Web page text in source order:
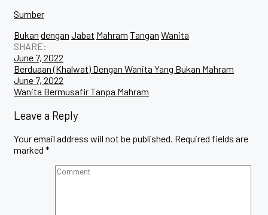
Sumber
Bukan dengan Jabat Mahram Tangan Wanita
SHARE:
Post
navigation
June 7, 2022
Berduaan (Khalwat) Dengan Wanita Yang Bukan Mahram
June 7, 2022
Wanita Bermusafir Tanpa Mahram
Leave a Reply
Your email address will not be published. Required fields are
marked *